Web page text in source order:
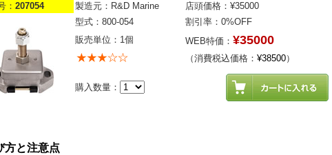
： 207054 製造元：R&D Marine
店頭価格：¥35000
型式：800-054
割引率：0%OFF
販売単位：1個
WEB特価： ¥35000
（消費税込価格： ¥38500）
購入数量：
方と注意点